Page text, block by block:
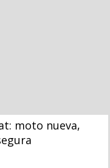
moto nueva,